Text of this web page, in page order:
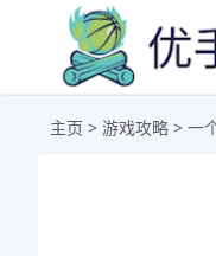
主页 > 游戏攻略 > 一